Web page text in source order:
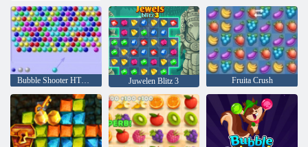
Bubble Shooter HTML5 Juwelen Blitz 3 Fruita Crush